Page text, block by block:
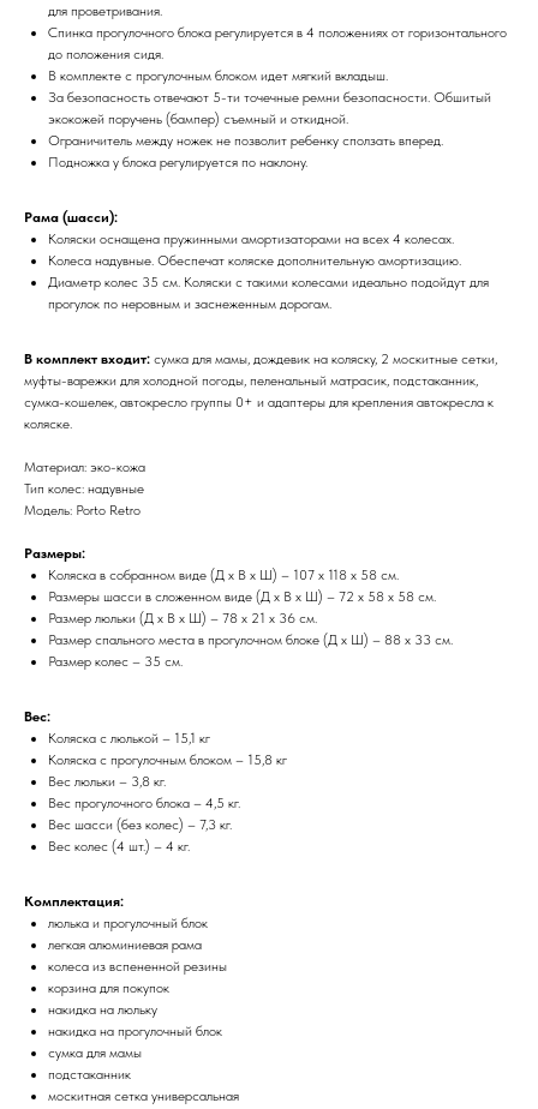
для проветривания.
Спинка прогулочного блока регулируется в 4 положениях от горизонтального
до положения сидя.
В комплекте с прогулочным блоком идет мягкий вкладыш.
За безопасность отвечают 5-ти точечные ремни безопасности. Обшитый
экокожей поручень (бампер) съемный и откидной.
Ограничитель между ножек не позволит ребенку сползать вперед.
Подножка у блока регулируется по наклону.
Рама (шасси):
Коляски оснащена пружинными амортизаторами на всех 4 колесах.
Колеса надувные. Обеспечат коляске дополнительную амортизацию.
Диаметр колес 35 см. Коляски с такими колесами идеально подойдут для
прогулок по неровным и заснеженным дорогам.
В комплект входит: сумка для мамы, дождевик на коляску, 2 москитные сетки,
муфты-варежки для холодной погоды, пеленальный матрасик, подстаканник,
сумка-кошелек, автокресло группы 0+ и адаптеры для крепления автокресла к
коляске.
Материал: эко-кожа
Тип колес: надувные
Модель: Porto Retro
Размеры:
Коляска в собранном виде (Д х В х Ш) – 107 х 118 х 58 см.
Размеры шасси в сложенном виде (Д х В х Ш) – 72 х 58 х 58 см.
Размер люльки (Д х В х Ш) – 78 х 21 х 36 см.
Размер спального места в прогулочном блоке (Д х Ш) – 88 х 33 см.
Размер колес – 35 см.
Вес:
Коляска с люлькой – 15,1 кг
Коляска с прогулочным блоком – 15,8 кг
Вес люльки – 3,8 кг.
Вес прогулочного блока – 4,5 кг.
Вес шасси (без колес) – 7,3 кг.
Вес колес (4 шт.) – 4 кг.
Комплектация:
люлька и прогулочный блок
легкая алюминиевая рама
колеса из вспененной резины
корзина для покупок
накидка на люльку
накидка на прогулочный блок
сумка для мамы
подстаканник
москитная сетка универсальная